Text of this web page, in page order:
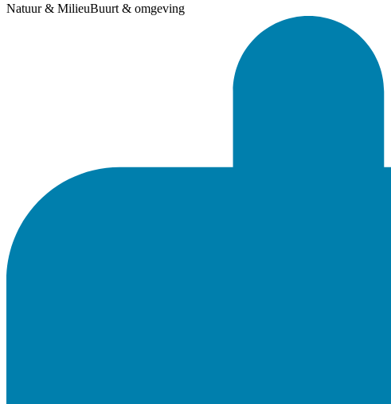
Natuur & MilieuBuurt & omgeving